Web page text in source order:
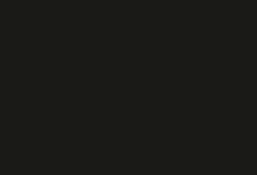
é um cara que foi afastado pela
tudo fosse um brinquedinho dele,
mas viajo com a delegação. E é